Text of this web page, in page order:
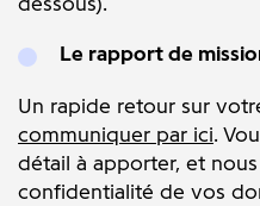
Le rapport de
Un rapide retour sur
communiquer par ici.
détail à apporter, et
confidentialité de vos